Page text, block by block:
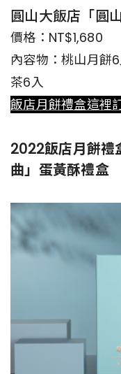
圓山大飯店「圓
價格：NT$1,680
內容物：桃山月餅
茶6入
飯店月餅禮盒這裡
2022飯店月餅禮
曲」蛋黃酥禮盒